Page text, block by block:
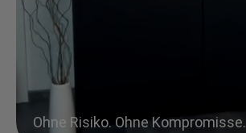
Ohne Risiko. Ohne Kompromisse.